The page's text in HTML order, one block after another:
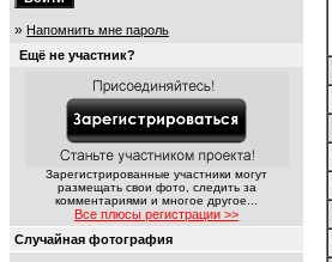
» Напомнить мне пароль
Ещё не участник?
Зарегистрированные участники могут
размещать свои фото, следить за
комментариями и многое другое...
Все плюсы регистрации >>
Случайная фотография